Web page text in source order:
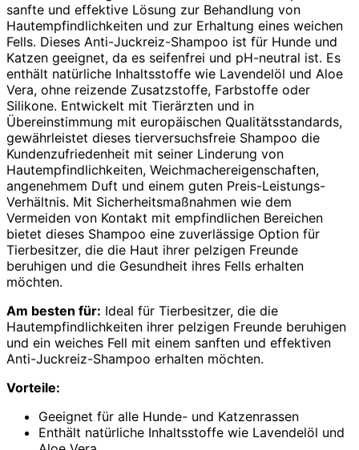
sanfte und effektive Lösung zur Behandlung von
Hautempfindlichkeiten und zur Erhaltung eines weichen
Fells. Dieses Anti-Juckreiz-Shampoo ist für Hunde und
Katzen geeignet, da es seifenfrei und pH-neutral ist. Es
enthält natürliche Inhaltsstoffe wie Lavendelöl und Aloe
Vera, ohne reizende Zusatzstoffe, Farbstoffe oder
Silikone. Entwickelt mit Tierärzten und in
Übereinstimmung mit europäischen Qualitätsstandards,
gewährleistet dieses tierversuchsfreie Shampoo die
Kundenzufriedenheit mit seiner Linderung von
Hautempfindlichkeiten, Weichmachereigenschaften,
angenehmem Duft und einem guten Preis-Leistungs-
Verhältnis. Mit Sicherheitsmaßnahmen wie dem
Vermeiden von Kontakt mit empfindlichen Bereichen
bietet dieses Shampoo eine zuverlässige Option für
Tierbesitzer, die die Haut ihrer pelzigen Freunde
beruhigen und die Gesundheit ihres Fells erhalten
möchten.
Am besten für: Ideal für Tierbesitzer, die die
Hautempfindlichkeiten ihrer pelzigen Freunde beruhigen
und ein weiches Fell mit einem sanften und effektiven
Anti-Juckreiz-Shampoo erhalten möchten.
Vorteile:
Geeignet für alle Hunde- und Katzenrassen
Enthält natürliche Inhaltsstoffe wie Lavendelöl und